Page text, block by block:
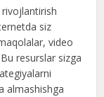
rivojlantirish
siz
video
resurslar sizga
almashishga